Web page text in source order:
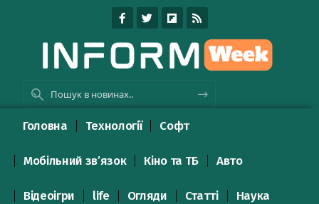
Головна Технології Софт
Мобільний зв’язок Кіно та ТБ Авто
Відеоігри life Огляди Статті Наука